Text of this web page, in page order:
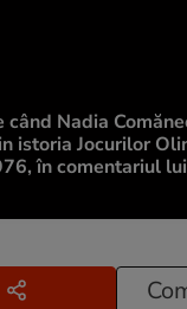
când Nadia
istoria Jocurilor
în comentariul